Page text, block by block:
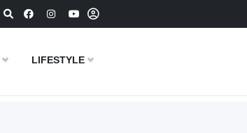
LIFESTYLE